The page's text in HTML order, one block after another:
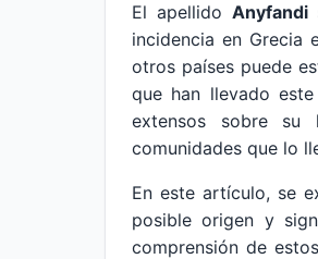
El apellido Anyfandi
incidencia en Grecia
otros países puede
que han llevado
extensos sobre su
comunidades que lo
En este artículo, se
posible origen y
comprensión de